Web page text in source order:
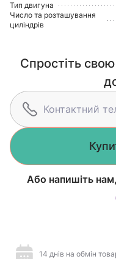
Тип двигуна
Число та розташування
циліндрів
Спростіть
Або напишіть
14 днів на обмін